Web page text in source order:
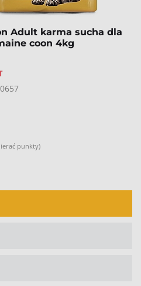
Adult karma sucha dla
coon 4kg
punkty)